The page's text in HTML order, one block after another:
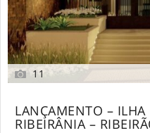
11
LANÇAMENTO –
RIBEIRÂNIA –